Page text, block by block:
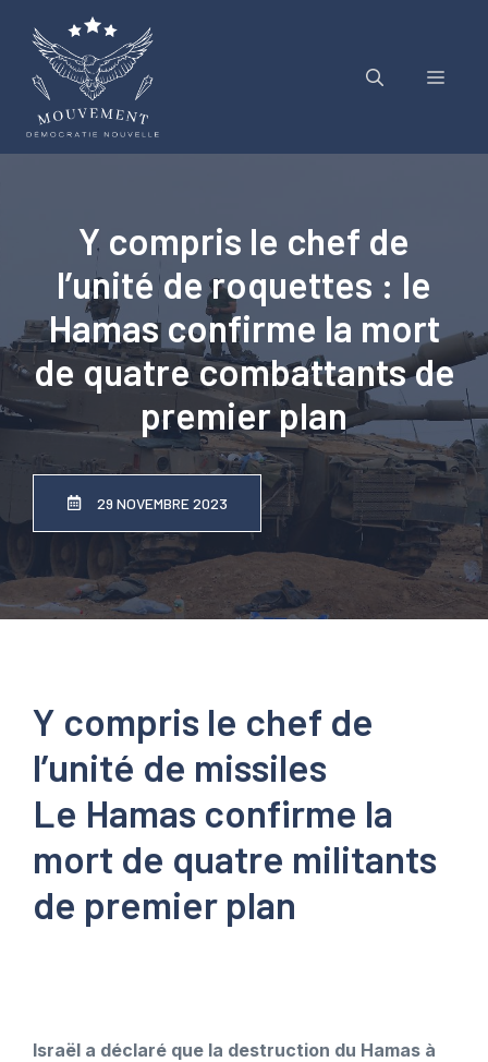
contenu
Menu
Y compris le chef de
l’unité de roquettes : le
Hamas confirme la mort
de quatre combattants de
premier plan
29 NOVEMBRE 2023
Y compris le chef de
l’unité de missiles
Le Hamas confirme la
mort de quatre militants
de premier plan
Israël a déclaré que la destruction du Hamas à